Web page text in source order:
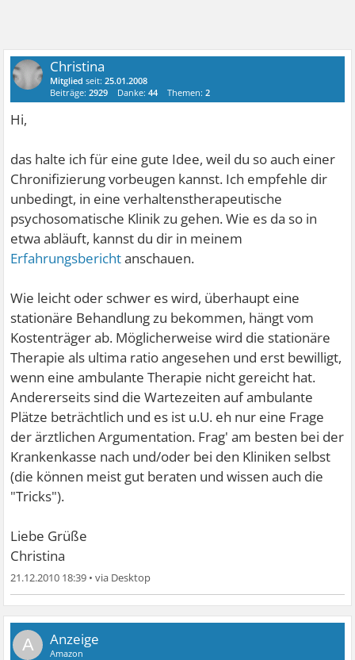
Christina
Mitglied seit:25.01.2008
Beiträge:2929 Danke:44 Themen:2
Hi,
das halte ich für eine gute Idee, weil du so auch einer
Chronifizierung vorbeugen kannst. Ich empfehle dir
unbedingt, in eine verhaltenstherapeutische
psychosomatische Klinik zu gehen. Wie es da so in
etwa abläuft, kannst du dir in meinem
Erfahrungsberichtanschauen.
Wie leicht oder schwer es wird, überhaupt eine
stationäre Behandlung zu bekommen, hängt vom
Kostenträger ab. Möglicherweise wird die stationäre
Therapie als ultima ratio angesehen und erst bewilligt,
wenn eine ambulante Therapie nicht gereicht hat.
Andererseits sind die Wartezeiten auf ambulante
Plätze beträchtlich und es ist u.U. eh nur eine Frage
der ärztlichen Argumentation. Frag' am besten bei der
Krankenkasse nach und/oder bei den Kliniken selbst
(die können meist gut beraten und wissen auch die
"Tricks").
Liebe Grüße
Christina
21.12.2010 18:39 •
A